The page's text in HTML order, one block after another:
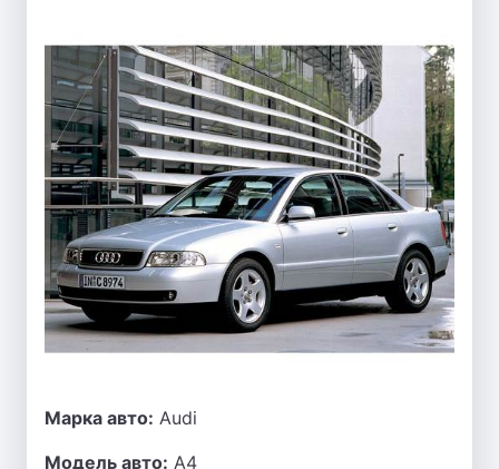
Марка авто: Audi
Модель авто: A4